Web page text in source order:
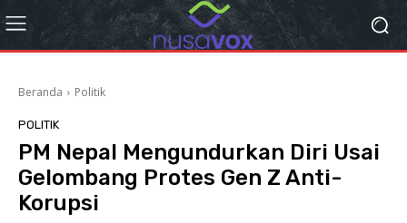
Beranda Politik
POLITIK
PM Nepal Mengundurkan Diri Usai
Gelombang Protes Gen Z Anti-
Korupsi